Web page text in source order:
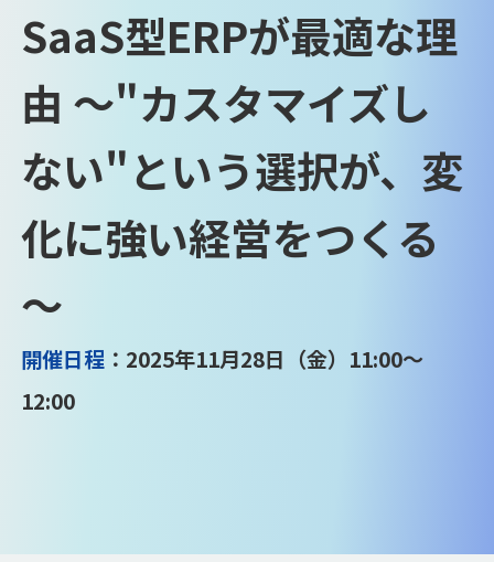
SaaS型ERPが最適な理
由 ～"カスタマイズし
ない"という選択が、変
化に強い経営をつくる
～
開催日程 ：2025年11月28日（金）11:00～
12:00